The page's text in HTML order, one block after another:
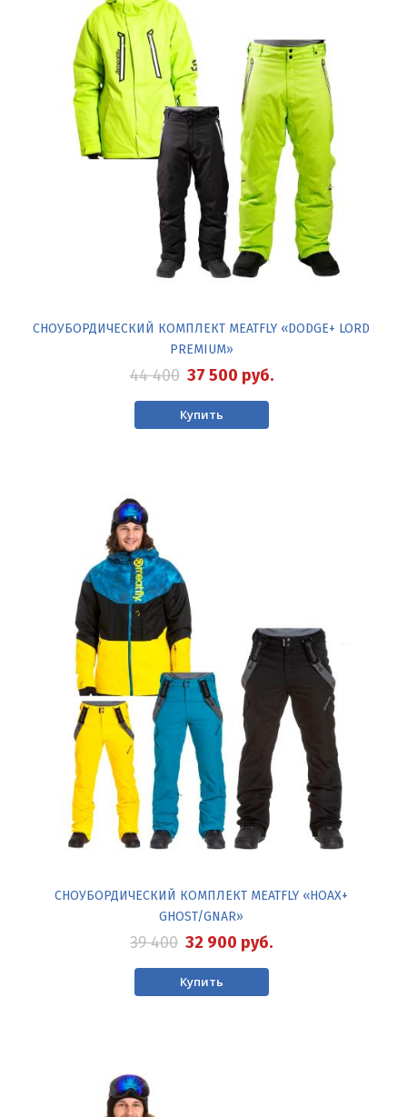
СНОУБОРДИЧЕСКИЙ КОМПЛЕКТ MEATFLY «DODGE+ LORD
PREMIUM»
44 400 37 500 руб.
Купить
СНОУБОРДИЧЕСКИЙ КОМПЛЕКТ MEATFLY «HOAX+
GHOST/GNAR»
39 400 32 900 руб.
Купить